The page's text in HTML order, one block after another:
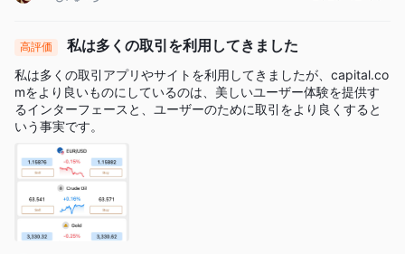
高評価 私は多くの取引を利用してきました
私は多くの取引アプリやサイトを利用してきましたが、capital.co
mをより良いものにしているのは、美しいユーザー体験を提供す
るインターフェースと、ユーザーのために取引をより良くすると
いう事実です。